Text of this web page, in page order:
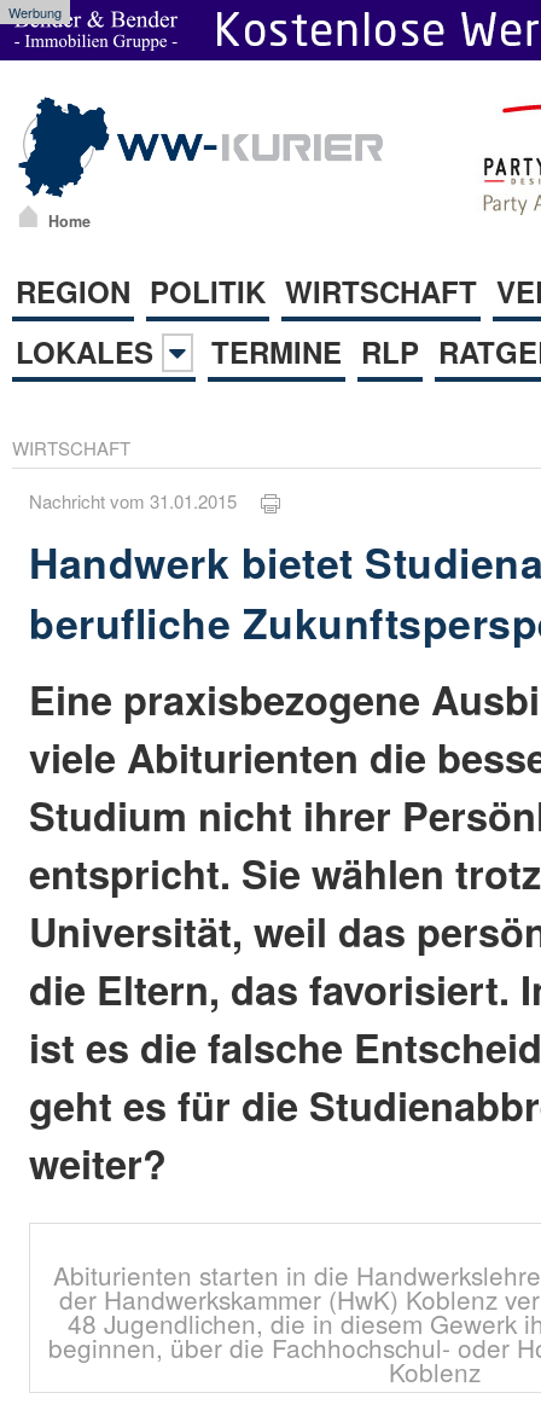
Werbung
Home
REGION POLITIK WIRTSCHAFT
LOKALES
TERMINE RLP
WIRTSCHAFT
Nachricht vom 31.01.2015
Handwerk bietet
berufliche
Eine praxisbezogene
viele Abiturienten die
Studium nicht ihrer
entspricht. Sie wählen
Universität, weil das
die Eltern, das favorisiert.
ist es die falsche
geht es für die
weiter?
Abiturienten starten in die
der Handwerkskammer (HwK) Koblenz
48 Jugendlichen, die in diesem Gewerk
beginnen, über die Fachhochschul- oder
Koblenz